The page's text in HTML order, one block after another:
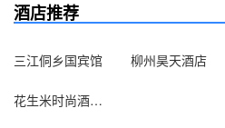
酒店推荐
三江侗乡国宾馆 柳州昊天酒店
花生米时尚酒店（柳州西江店）